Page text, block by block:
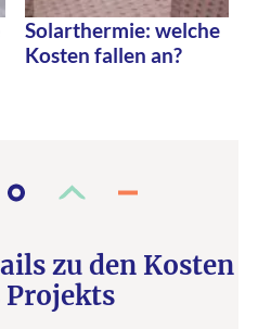
Solarthermie: welche
Kosten fallen an?
zu den Kosten
Projekts